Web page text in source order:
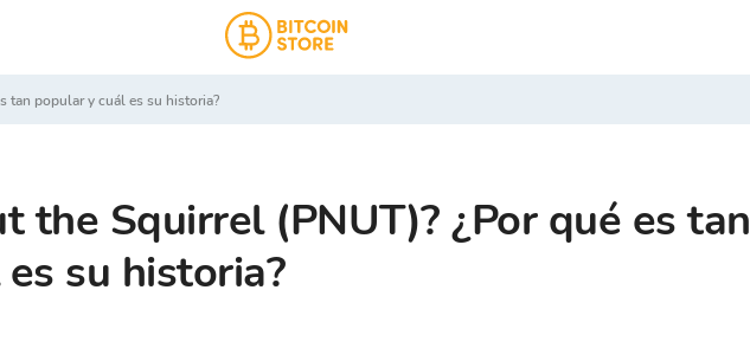
tan popular y cuál es su historia?
the Squirrel (PNUT)? ¿Por qué es tan
su historia?